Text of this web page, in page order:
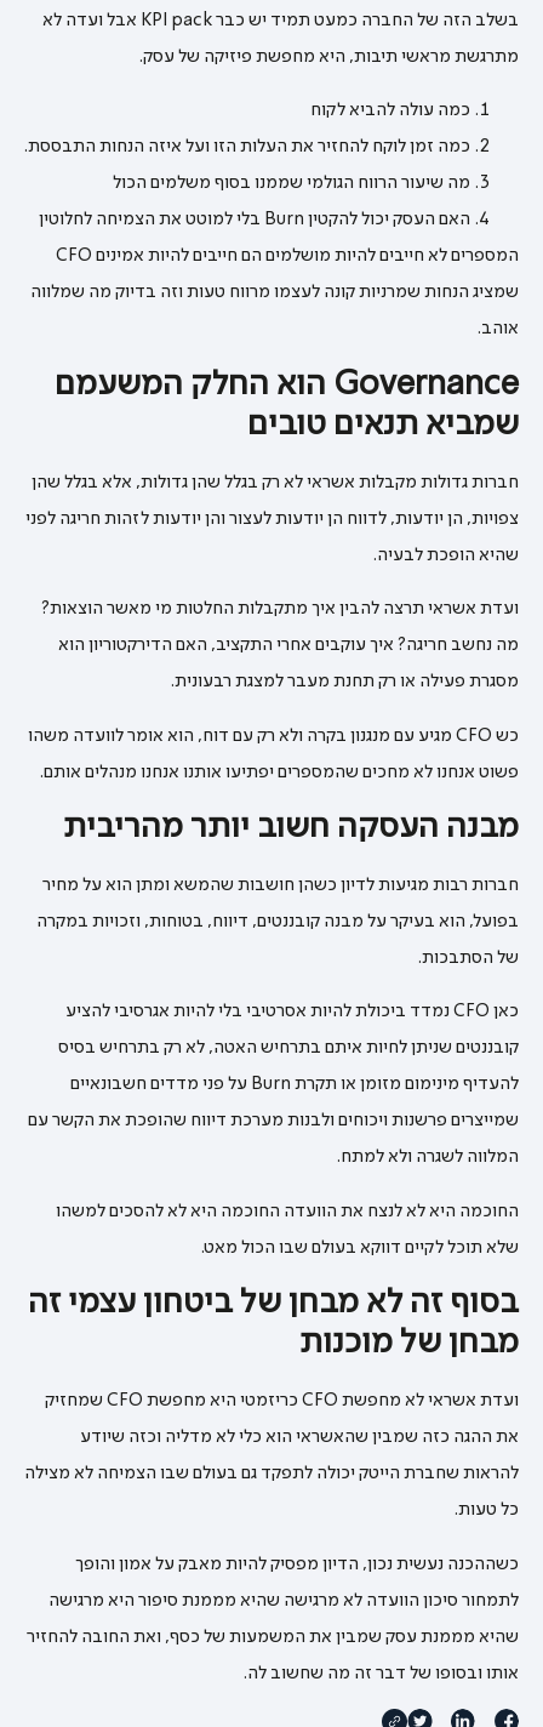
בשלב הזה של החברה כמעט תמיד יש כבר KPI pack אבל ועדה לא
מתרגשת מראשי תיבות, היא מחפשת פיזיקה של עסק.
כמה עולה להביא לקוח
כמה זמן לוקח להחזיר את העלות הזו ועל איזה הנחות התבססת.
מה שיעור הרווח הגולמי שממנו בסוף משלמים הכול
האם העסק יכול להקטין Burn בלי למוטט את הצמיחה לחלוטין
המספרים לא חייבים להיות מושלמים הם חייבים להיות אמינים CFO
שמציג הנחות שמרניות קונה לעצמו מרווח טעות וזה בדיוק מה שמלווה
אוהב.
Governance הוא החלק המשעמם
שמביא תנאים טובים
חברות גדולות מקבלות אשראי לא רק בגלל שהן גדולות, אלא בגלל שהן
צפויות, הן יודעות, לדווח הן יודעות לעצור והן יודעות לזהות חריגה לפני
שהיא הופכת לבעיה.
ועדת אשראי תרצה להבין איך מתקבלות החלטות מי מאשר הוצאות?
מה נחשב חריגה? איך עוקבים אחרי התקציב, האם הדירקטוריון הוא
מסגרת פעילה או רק תחנת מעבר למצגת רבעונית.
כש CFO מגיע עם מנגנון בקרה ולא רק עם דוח, הוא אומר לוועדה משהו
פשוט אנחנו לא מחכים שהמספרים יפתיעו אותנו אנחנו מנהלים אותם.
מבנה העסקה חשוב יותר מהריבית
חברות רבות מגיעות לדיון כשהן חושבות שהמשא ומתן הוא על מחיר
בפועל, הוא בעיקר על מבנה קובננטים, דיווח, בטוחות, וזכויות במקרה
של הסתבכות.
כאן CFO נמדד ביכולת להיות אסרטיבי בלי להיות אגרסיבי להציע
קובננטים שניתן לחיות איתם בתרחיש האטה, לא רק בתרחיש בסיס
להעדיף מינימום מזומן או תקרת Burn על פני מדדים חשבונאיים
שמייצרים פרשנות ויכוחים ולבנות מערכת דיווח שהופכת את הקשר עם
המלווה לשגרה ולא למתח.
החוכמה היא לא לנצח את הוועדה החוכמה היא לא להסכים למשהו
שלא תוכל לקיים דווקא בעולם שבו הכול מאט.
בסוף זה לא מבחן של ביטחון עצמי זה
מבחן של מוכנות
ועדת אשראי לא מחפשת CFO כריזמטי היא מחפשת CFO שמחזיק
את ההגה כזה שמבין שהאשראי הוא כלי לא מדליה וכזה שיודע
להראות שחברת הייטק יכולה לתפקד גם בעולם שבו הצמיחה לא מצילה
כל טעות.
כשההכנה נעשית נכון, הדיון מפסיק להיות מאבק על אמון והופך
לתמחור סיכון הוועדה לא מרגישה שהיא מממנת סיפור היא מרגישה
שהיא מממנת עסק שמבין את המשמעות של כסף, ואת החובה להחזיר
אותו ובסופו של דבר זה מה שחשוב לה.